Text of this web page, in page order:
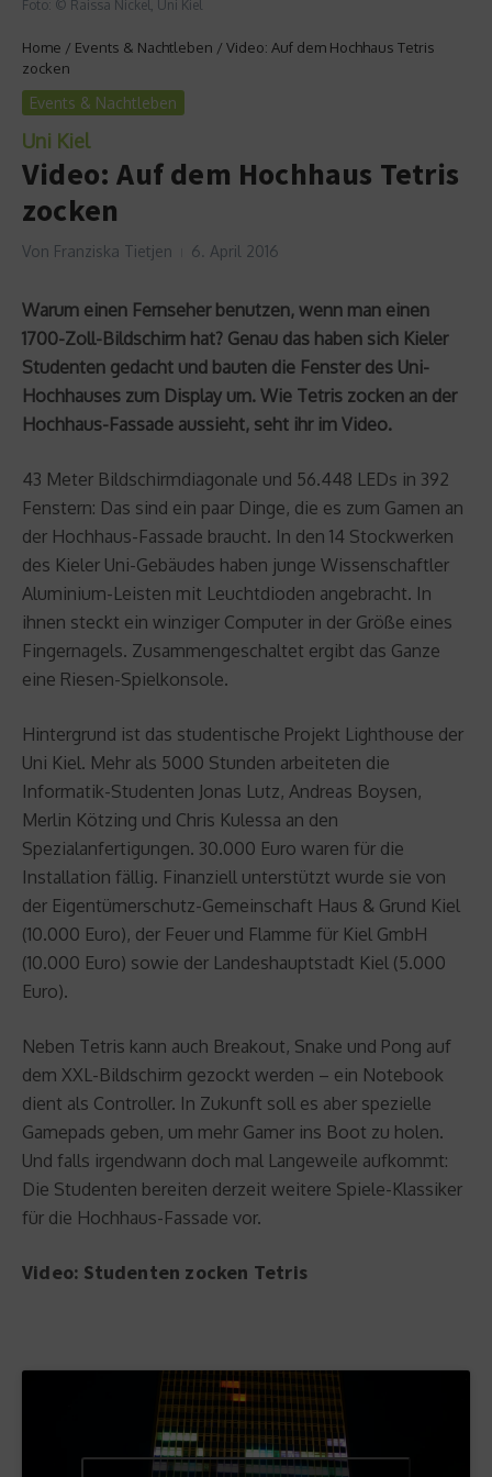
Foto: © Raissa Nickel, Uni Kiel
Home / Events & Nachtleben / Video: Auf dem Hochhaus Tetris
zocken
Events & Nachtleben
Uni Kiel
Video: Auf dem Hochhaus Tetris
zocken
Von Franziska Tietjen 6. April 2016
Warum einen Fernseher benutzen, wenn man einen
1700-Zoll-Bildschirm hat? Genau das haben sich Kieler
Studenten gedacht und bauten die Fenster des Uni-
Hochhauses zum Display um. Wie Tetris zocken an der
Hochhaus-Fassade aussieht, seht ihr im Video.
43 Meter Bildschirmdiagonale und 56.448 LEDs in 392
Fenstern: Das sind ein paar Dinge, die es zum Gamen an
der Hochhaus-Fassade braucht. In den 14 Stockwerken
des Kieler Uni-Gebäudes haben junge Wissenschaftler
Aluminium-Leisten mit Leuchtdioden angebracht. In
ihnen steckt ein winziger Computer in der Größe eines
Fingernagels. Zusammengeschaltet ergibt das Ganze
eine Riesen-Spielkonsole.
Hintergrund ist das studentische Projekt Lighthouse der
Uni Kiel. Mehr als 5000 Stunden arbeiteten die
Informatik-Studenten Jonas Lutz, Andreas Boysen,
Merlin Kötzing und Chris Kulessa an den
Spezialanfertigungen. 30.000 Euro waren für die
Installation fällig. Finanziell unterstützt wurde sie von
der Eigentümerschutz-Gemeinschaft Haus & Grund Kiel
(10.000 Euro), der Feuer und Flamme für Kiel GmbH
(10.000 Euro) sowie der Landeshauptstadt Kiel (5.000
Euro).
Neben Tetris kann auch Breakout, Snake und Pong auf
dem XXL-Bildschirm gezockt werden – ein Notebook
dient als Controller. In Zukunft soll es aber spezielle
Gamepads geben, um mehr Gamer ins Boot zu holen.
Und falls irgendwann doch mal Langeweile aufkommt:
Die Studenten bereiten derzeit weitere Spiele-Klassiker
für die Hochhaus-Fassade vor.
Video: Studenten zocken Tetris